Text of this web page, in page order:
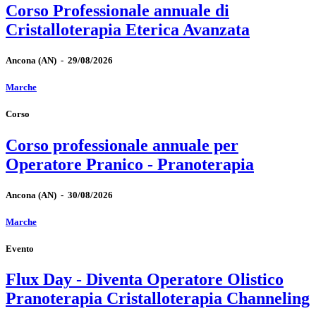
Corso Professionale annuale di
Cristalloterapia Eterica Avanzata
Ancona (AN) - 29/08/2026
Marche
Corso
Corso professionale annuale per
Operatore Pranico - Pranoterapia
Ancona (AN) - 30/08/2026
Marche
Evento
Flux Day - Diventa Operatore Olistico
Pranoterapia Cristalloterapia Channeling